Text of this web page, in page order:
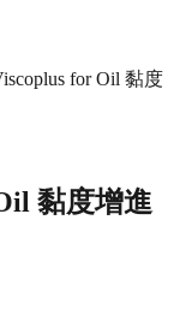
for Oil 黏度
黏度增進